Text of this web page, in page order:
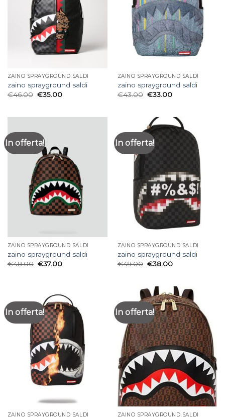
ZAINO SPRAYGROUND SALDI
zaino sprayground saldi
€46.00 €35.00
ZAINO SPRAYGROUND SALDI
zaino sprayground saldi
€43.00 €33.00
In offerta!
ZAINO SPRAYGROUND SALDI
zaino sprayground saldi
€48.00 €37.00
In offerta!
ZAINO SPRAYGROUND SALDI
zaino sprayground saldi
€49.00 €38.00
In offerta!
ZAINO SPRAYGROUND SALDI
In offerta!
ZAINO SPRAYGROUND SALDI